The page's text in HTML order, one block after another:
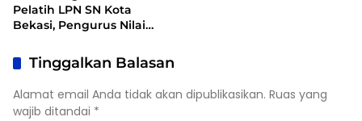
Pelatih LPN SN Kota
Bekasi, Pengurus Nilai
Berdasar
Tinggalkan Balasan
Alamat email Anda tidak akan dipublikasikan. Ruas yang
wajib ditandai *